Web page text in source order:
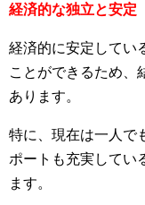
経済的な独立と安定
経済的に安定してい
ことができるため、
あります。
特に、現在は一人で
ポートも充実してい
ます。